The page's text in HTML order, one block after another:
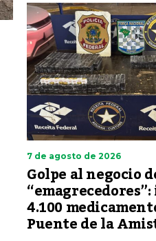
7 de agosto de 2026
Golpe al negocio
4.100
Puente de la